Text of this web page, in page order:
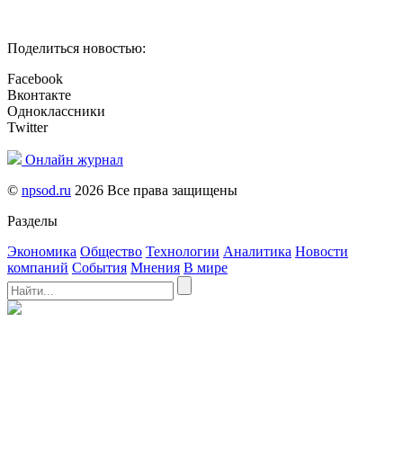
Поделиться новостью:
Facebook
Вконтакте
Одноклассники
Twitter
Онлайн журнал
© npsod.ru 2026 Все права защищены
Разделы
Экономика Общество Технологии Аналитика Новости
компаний События Мнения В мире